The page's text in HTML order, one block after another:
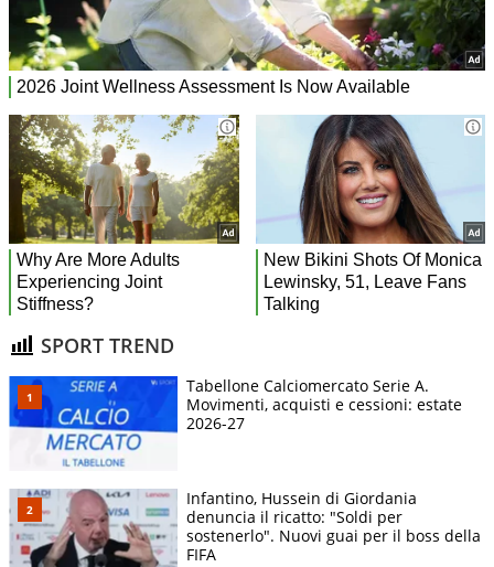
SPORT TREND
Tabellone Calciomercato Serie A.
Movimenti, acquisti e cessioni: estate
2026-27
Infantino, Hussein di Giordania
denuncia il ricatto: "Soldi per
sostenerlo". Nuovi guai per il boss della
FIFA